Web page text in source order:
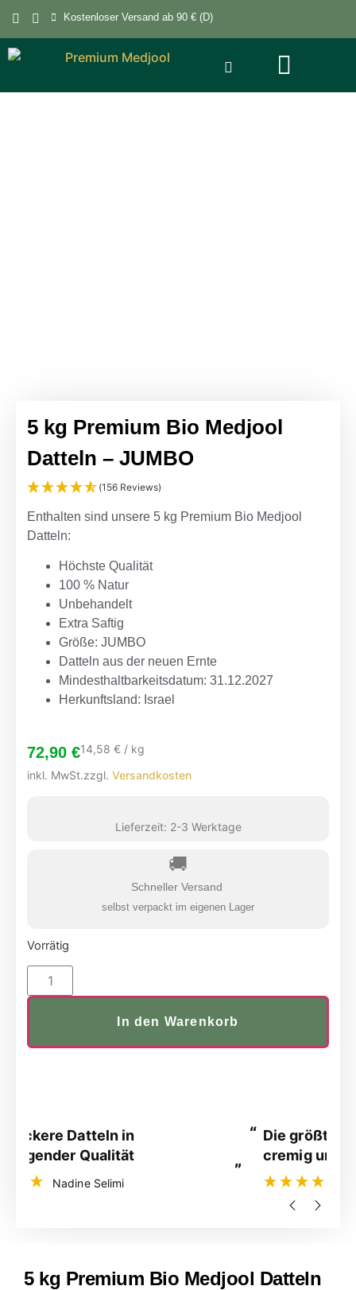
Kostenloser Versand ab 90 € (D)
5 kg Premium Bio Medjool
Datteln – JUMBO
(156 Reviews)
Enthalten sind unsere 5 kg Premium Bio Medjool
Datteln:
Höchste Qualität
100 % Natur
Unbehandelt
Extra Saftig
Größe: JUMBO
Datteln aus der neuen Ernte
Mindesthaltbarkeitsdatum: 31.12.2027
Herkunftsland: Israel
72,90 €14,58 € / kg
inkl. MwSt.zzgl. Versandkosten
Lieferzeit: 2-3 Werktage
🚚
Schneller Versand
selbst verpackt im eigenen Lager
Vorrätig
In den Warenkorb
“
”
Die größten, frischesten, sowie
cremig und leckersten Medjool
Datteln die man bekommen kann.
5 kg Premium Bio Medjool Datteln